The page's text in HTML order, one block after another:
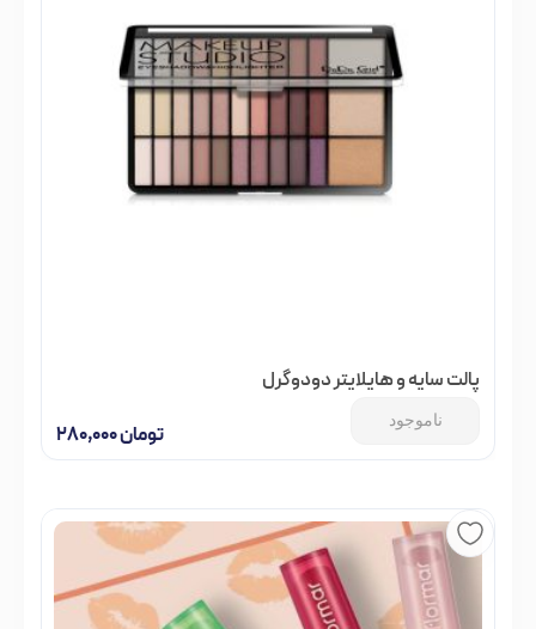
پالت سایه و هایلایتر دودوگرل
تومان
ناموجود